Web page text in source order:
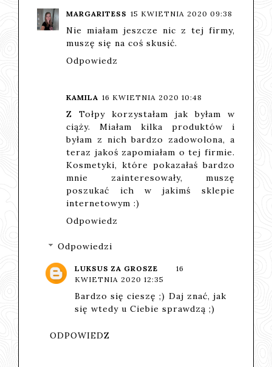
MARGARITESS 15 KWIETNIA 2020 09:38
Nie miałam jeszcze nic z tej firmy,
muszę się na coś skusić.
Odpowiedz
KAMILA 16 KWIETNIA 2020 10:48
Z Tołpy korzystałam jak byłam w
ciąży. Miałam kilka produktów i
byłam z nich bardzo zadowolona, a
teraz jakoś zapomiałam o tej firmie.
Kosmetyki, które pokazałaś bardzo
mnie zainteresowały, muszę
poszukać ich w jakimś sklepie
internetowym :)
Odpowiedz
Odpowiedzi
LUKSUS ZA GROSZE
16
KWIETNIA 2020 12:35
Bardzo się cieszę ;) Daj znać, jak
się wtedy u Ciebie sprawdzą ;)
ODPOWIEDZ